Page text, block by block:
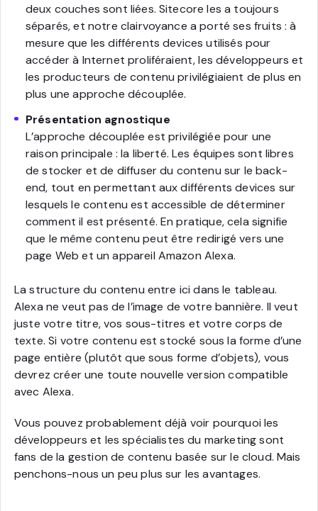
deux couches sont liées. Sitecore les a toujours
séparés, et notre clairvoyance a porté ses fruits : à
mesure que les différents devices utilisés pour
accéder à Internet proliféraient, les développeurs et
les producteurs de contenu privilégiaient de plus en
plus une approche découplée.
Présentation agnostique
L’approche découplée est privilégiée pour une
raison principale : la liberté. Les équipes sont libres
de stocker et de diffuser du contenu sur le back-
end, tout en permettant aux différents devices sur
lesquels le contenu est accessible de déterminer
comment il est présenté. En pratique, cela signifie
que le même contenu peut être redirigé vers une
page Web et un appareil Amazon Alexa.
La structure du contenu entre ici dans le tableau.
Alexa ne veut pas de l’image de votre bannière. Il veut
juste votre titre, vos sous-titres et votre corps de
texte. Si votre contenu est stocké sous la forme d’une
page entière (plutôt que sous forme d’objets), vous
devrez créer une toute nouvelle version compatible
avec Alexa.
Vous pouvez probablement déjà voir pourquoi les
développeurs et les spécialistes du marketing sont
fans de la gestion de contenu basée sur le cloud. Mais
penchons-nous un peu plus sur les avantages.